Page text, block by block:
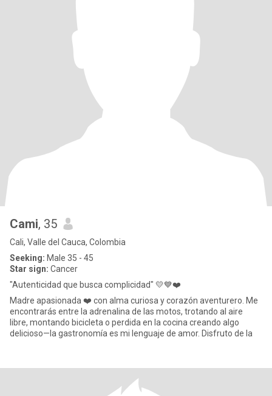
Cami, 35
Cali, Valle del Cauca, Colombia
Seeking: Male 35 - 45
Star sign: Cancer
"Autenticidad que busca complicidad" 💛💙❤️
Madre apasionada ❤️ con alma curiosa y corazón aventurero. Me
encontrarás entre la adrenalina de las motos, trotando al aire
libre, montando bicicleta o perdida en la cocina creando algo
delicioso—la gastronomía es mi lenguaje de amor. Disfruto de la